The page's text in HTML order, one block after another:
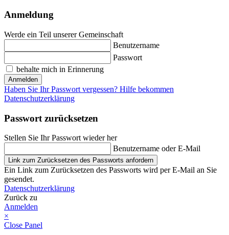
Anmeldung
Werde ein Teil unserer Gemeinschaft
Benutzername
Passwort
behalte mich in Erinnerung
Anmelden
Haben Sie Ihr Passwort vergessen? Hilfe bekommen
Datenschutzerklärung
Passwort zurücksetzen
Stellen Sie Ihr Passwort wieder her
Benutzername oder E-Mail
Link zum Zurücksetzen des Passworts anfordern
Ein Link zum Zurücksetzen des Passworts wird per E-Mail an Sie
gesendet.
Datenschutzerklärung
Zurück zu
Anmelden
×
Close Panel